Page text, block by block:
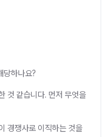
당하나요?
것 같습니다. 먼저 무엇을
경쟁사로 이직하는 것을